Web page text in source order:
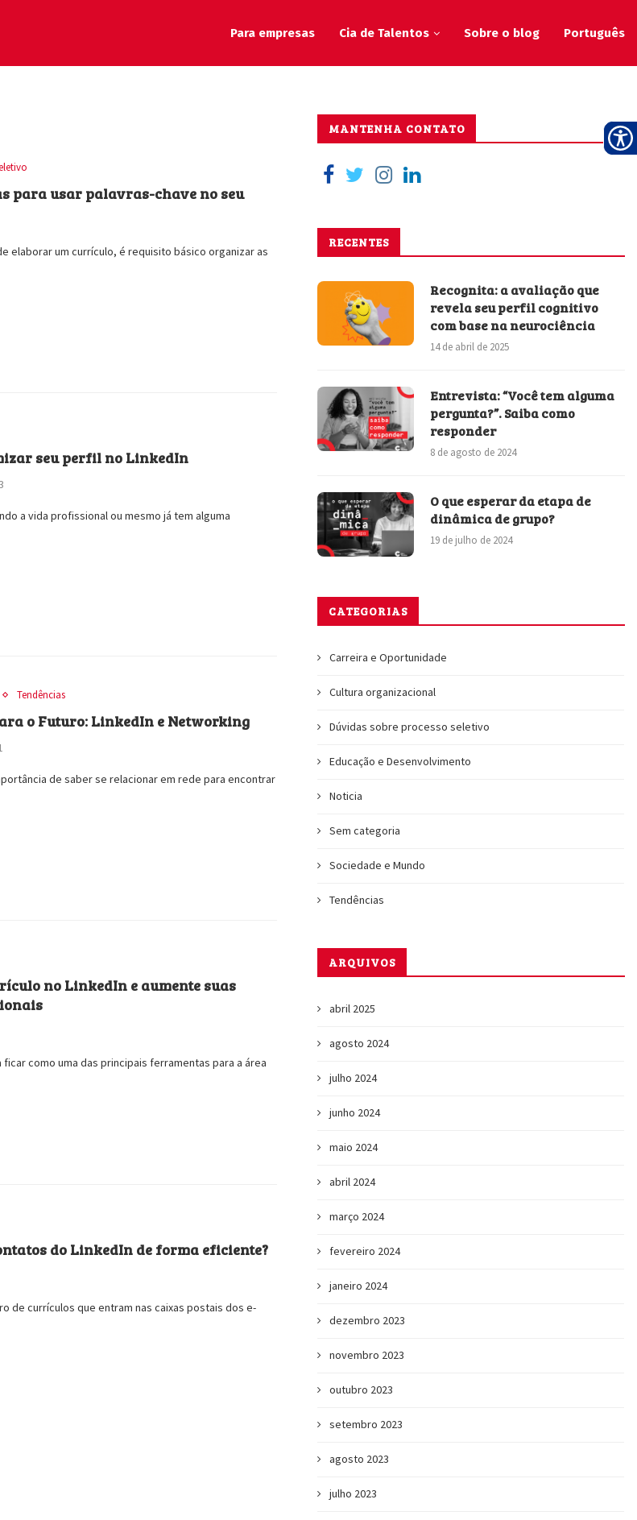
Para empresas Cia de Talentos Sobre o blog Português
para usar palavras-chave no seu
elaborar um currículo, é requisito básico organizar as
seu perfil no LinkedIn
a vida profissional ou mesmo já tem alguma
Tendências
o Futuro: LinkedIn e Networking
de saber se relacionar em rede para encontrar
no LinkedIn e aumente suas
ficar como uma das principais ferramentas para a área
do LinkedIn de forma eficiente?
de currículos que entram nas caixas postais dos e-
MANTENHA CONTATO
RECENTES
Recognita: a avaliação que
revela seu perfil cognitivo
com base na neurociência
14 de abril de 2025
Entrevista: “Você tem alguma
pergunta?”. Saiba como
responder
8 de agosto de 2024
O que esperar da etapa de
dinâmica de grupo?
19 de julho de 2024
CATEGORIAS
Carreira e Oportunidade
Cultura organizacional
Dúvidas sobre processo seletivo
Educação e Desenvolvimento
Noticia
Sem categoria
Sociedade e Mundo
Tendências
ARQUIVOS
abril 2025
agosto 2024
julho 2024
junho 2024
maio 2024
abril 2024
março 2024
fevereiro 2024
janeiro 2024
dezembro 2023
novembro 2023
outubro 2023
setembro 2023
agosto 2023
julho 2023